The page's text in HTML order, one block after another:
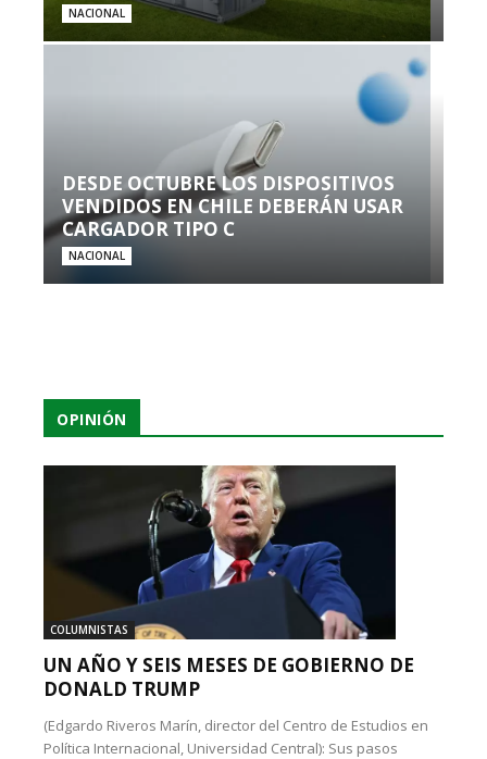
NACIONAL
DESDE OCTUBRE LOS DISPOSITIVOS
VENDIDOS EN CHILE DEBERÁN USAR
CARGADOR TIPO C
NACIONAL
OPINIÓN
COLUMNISTAS
UN AÑO Y SEIS MESES DE GOBIERNO DE
DONALD TRUMP
(Edgardo Riveros Marín, director del Centro de Estudios en
Política Internacional, Universidad Central): Sus pasos